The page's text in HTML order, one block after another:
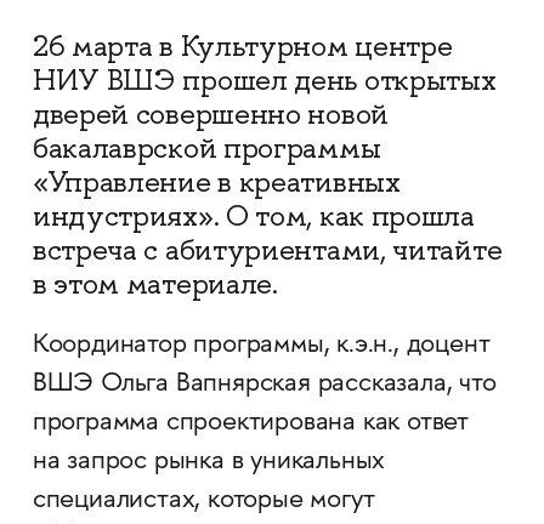
26 марта в Культурном центре
НИУ ВШЭ прошел день открытых
дверей совершенно новой
бакалаврской программы
«Управление в креативных
индустриях». О том, как прошла
встреча с абитуриентами, читайте
в этом материале.
Координатор программы, к.э.н., доцент
ВШЭ Ольга Вапнярская рассказала, что
программа спроектирована как ответ
на запрос рынка в уникальных
специалистах, которые могут